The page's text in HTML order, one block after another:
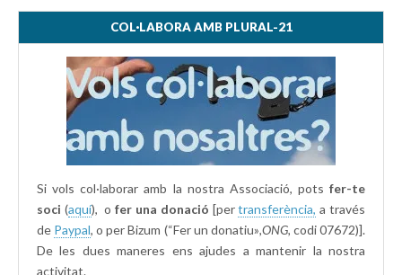
COL·LABORA AMB PLURAL-21
Si vols col·laborar amb la nostra Associació, pots fer-te
soci (aquí), ofer una donació [pertransferència, a través
de Paypal, o per Bizum (“Fer un donatiu»,ONG, codi 07672)].
De les dues maneres ens ajudes a mantenir la nostra
activitat.